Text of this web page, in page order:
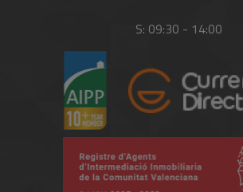
S: 09:30 - 14:00